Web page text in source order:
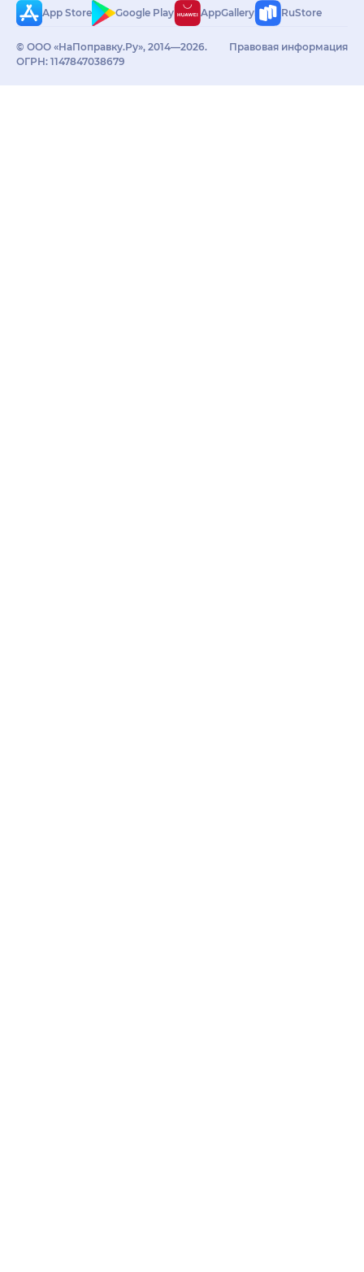
App Store
Google Play AppGallery RuStore
© ООО «НаПоправку.Ру», 2014—2026.
ОГРН: 1147847038679
Правовая информация